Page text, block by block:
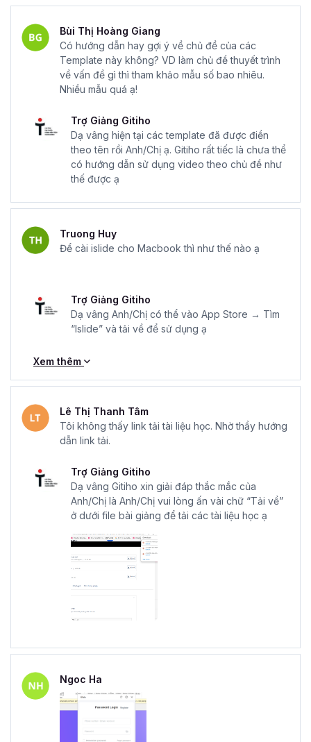
Bùi Thị Hoàng Giang
Có hướng dẫn hay gợi ý về chủ đề của các
Template này không? VD làm chủ đề thuyết trình
về vấn đề gì thì tham khảo mẫu số bao nhiêu.
Nhiều mẫu quá ạ!
Trợ Giảng Gitiho
Dạ vâng hiện tại các template đã được điền
theo tên rồi Anh/Chị ạ. Gitiho rất tiếc là chưa thể
có hướng dẫn sử dụng video theo chủ đề như
thế được ạ
Truong Huy
Để cài islide cho Macbook thì như thế nào ạ
Trợ Giảng Gitiho
Dạ vâng Anh/Chị có thể vào App Store → Tìm
“Islide” và tải về để sử dụng ạ
Xem thêm
Lê Thị Thanh Tâm
Tôi không thấy link tải tài liệu học. Nhờ thầy hướng
dẫn link tải.
Trợ Giảng Gitiho
Dạ vâng Gitiho xin giải đáp thắc mắc của
Anh/Chị là Anh/Chị vui lòng ấn vài chữ “Tải về”
ở dưới file bài giảng để tải các tài liệu học ạ
Ngoc Ha